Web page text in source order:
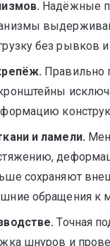
Надёжные
без рывков и
Правильно
и ламели.
сохраняют
обращения к
Точная
шнуров и